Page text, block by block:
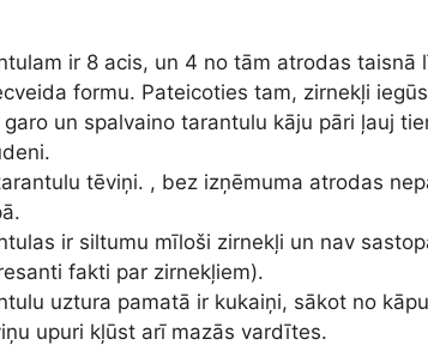
ir 8 acis, un 4 no tām atrodas
formu. Pateicoties tam, zirnekļi
garo un spalvaino tarantulu kāju pāri ļauj
tēviņi. , bez izņēmuma atrodas
ir siltumu mīloši zirnekļi un nav
fakti par zirnekļiem).
uztura pamatā ir kukaiņi, sākot no
upuri kļūst arī mazās vardītes.